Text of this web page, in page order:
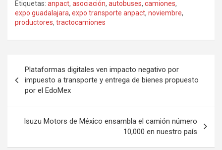
Etiquetas: anpact, asociación, autobuses, camiones,
expo guadalajara, expo transporte anpact, noviembre,
productores, tractocamiones
de
entradas
Plataformas digitales ven impacto negativo por
impuesto a transporte y entrega de bienes propuesto
por el EdoMex
Isuzu Motors de México ensambla el camión número
10,000 en nuestro país